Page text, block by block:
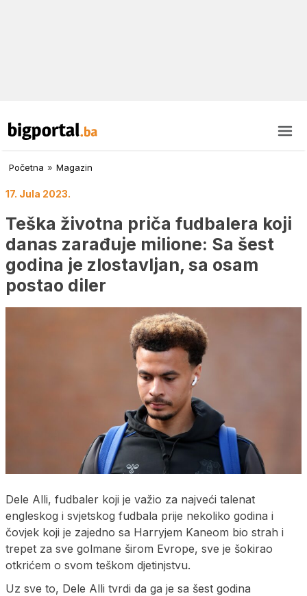
Početna » Magazin
17. Jula 2023.
Teška životna priča fudbalera koji
danas zarađuje milione: Sa šest
godina je zlostavljan, sa osam
postao diler
Dele Alli, fudbaler koji je važio za najveći talenat
engleskog i svjetskog fudbala prije nekoliko godina i
čovjek koji je zajedno sa Harryjem Kaneom bio strah i
trepet za sve golmane širom Evrope, sve je šokirao
otkrićem o svom teškom djetinjstvu.
Uz sve to, Dele Alli tvrdi da ga je sa šest godina